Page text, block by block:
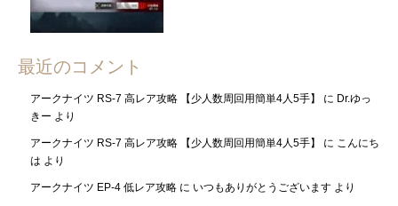
最近のコメント
アークナイツ RS-7 高レア攻略 【少人数周回用簡単4人5手】 に Dr.ゆっ
きー より
アークナイツ RS-7 高レア攻略 【少人数周回用簡単4人5手】 に こんにち
は より
アークナイツ EP-4 低レア攻略 に いつもありがとうございます より